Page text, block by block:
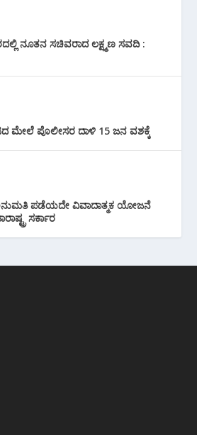
ನೂತನ ಸಚಿವರಾದ ಲಕ್ಷ್ಮಣ ಸವದಿ :
ಮೇಲೆ ಪೊಲೀಸರ ದಾಳಿ 15 ಜನ ವಶಕ್ಕೆ
ಪಡೆಯದೇ ವಿವಾದಾತ್ಮಕ ಯೋಜನೆ
ಸರ್ಕಾರ